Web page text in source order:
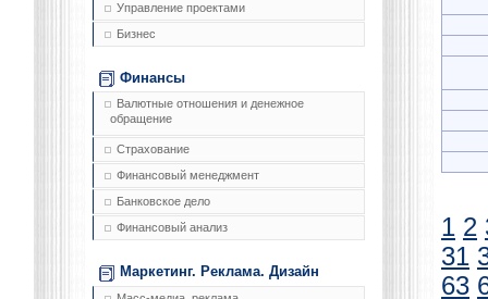
Управление проектами
Бизнес
Финансы
Валютные отношения и денежное
обращение
Страхование
Финансовый менеджмент
Банковское дело
Финансовый анализ
Маркетинг. Реклама. Дизайн
1 2
31
63